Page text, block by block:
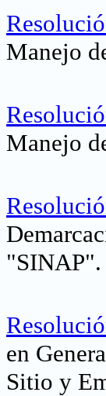
Manejo
Manejo
"SINAP".
en
Sitio y